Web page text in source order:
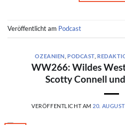
Veröffentlicht am Podcast
OZEANIEN PODCAST,
WW266: Wildes
Scotty Connell
VERÖFFENTLICHT AM 20.